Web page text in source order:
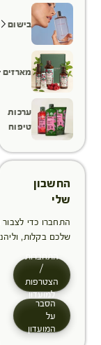
בישום
מארזים
ערכות
טיפוח
החשבון
שלי
התחברו כדי
שלכם בקלות,
התחברות
/
הצטרפות
למועדון
הסבר
על
המועדון